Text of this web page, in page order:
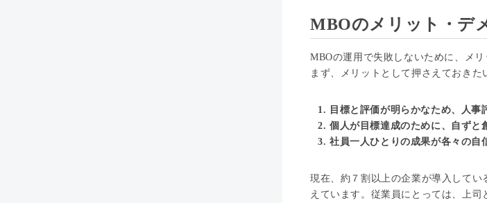
MBOのメリット・デ
MBOの運用で失敗しないために、メ
まず、メリットとして押さえておきた
目標と評価が明らかなため、人事
個人が目標達成のために、自ずと
社員一人ひとりの成果が各々の自
現在、約７割以上の企業が導入して
えています。従業員にとっては、上